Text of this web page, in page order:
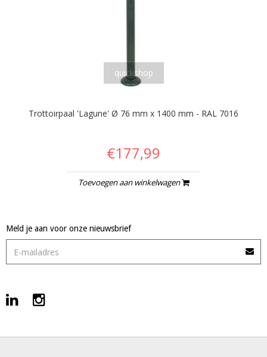
quickshop
Trottoirpaal 'Lagune' Ø 76 mm x 1400 mm - RAL 7016
€177,99
Toevoegen aan winkelwagen
Meld je aan voor onze nieuwsbrief